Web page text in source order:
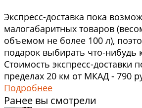
Экспресс-доставка пока
малогабаритных товаров
объемом не более 100 л),
подарок выбирать что-нибудь
Стоимость экспресс-доставки
пределах 20 км от МКАД - 790
Подробнее
Ранее вы смотрели